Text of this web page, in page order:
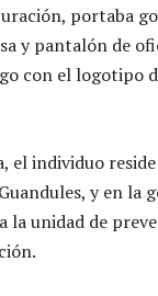
portaba
y pantalón de
con el logotipo
el individuo
y en la
la unidad de